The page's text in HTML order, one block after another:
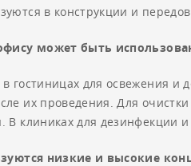
в конструкции и
может быть
гостиницах для освежения и
их проведения. Для
В клиниках для дезинфекции и
низкие и высокие